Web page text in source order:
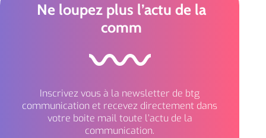
Ne loupez plus l’actu de la
comm
Inscrivez vous à la newsletter de btg
communication et recevez directement dans
votre boite mail toute l’actu de la
communication.